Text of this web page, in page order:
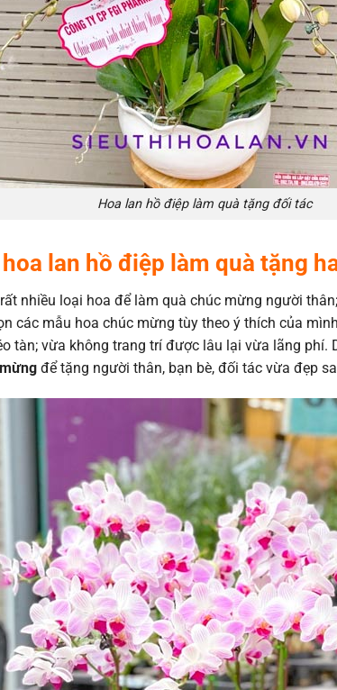
Hoa lan hồ điệp làm quà tặng đối tác
lan hồ điệp làm quà tặng
nhiều loại hoa để làm quà chúc mừng người
các mẫu hoa chúc mừng tùy theo ý thích của
tàn; vừa không trang trí được lâu lại vừa lãng phí.
để tặng người thân, bạn bè, đối tác vừa đẹp